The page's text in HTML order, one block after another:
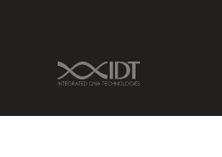
IDT Link